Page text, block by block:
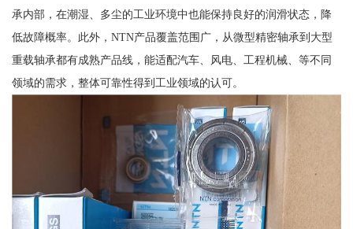
承内部，在潮湿、多尘的工业环境中也能保持良好的润滑状态，降
低故障概率。此外，NTN产品覆盖范围广，从微型精密轴承到大型
重载轴承都有成熟产品线，能适配汽车、风电、工程机械、等不同
领域的需求，整体可靠性得到工业领域的认可。